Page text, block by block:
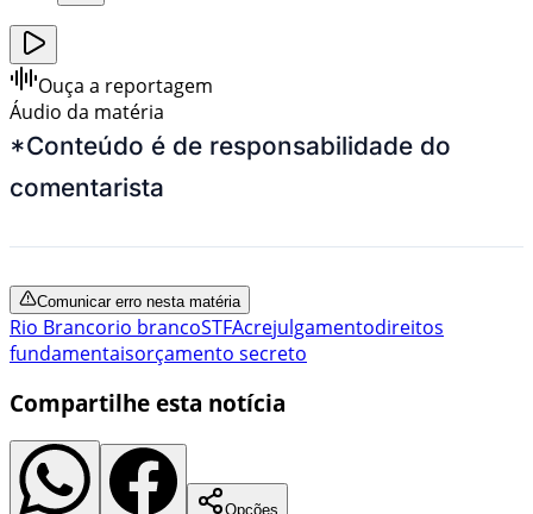
Ouça a reportagem
Áudio da matéria
*Conteúdo é de responsabilidade do
comentarista
Comunicar erro nesta matéria
Rio Brancorio brancoSTFAcrejulgamentodireitos
fundamentaisorçamento secreto
Compartilhe esta notícia
Opções